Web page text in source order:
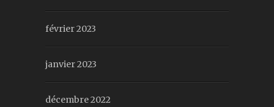
février 2023
janvier 2023
décembre 2022